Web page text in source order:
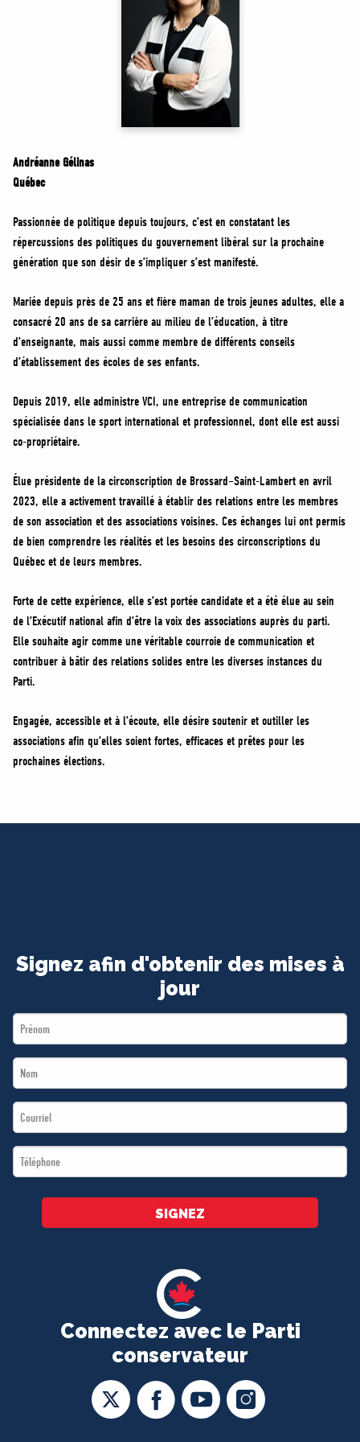
BÉNÉVOLE
ADHÉREZ
BOUTIQUE
Andréanne Gélinas
Québec
Passionnée de politique depuis toujours, c’est en constatant les
répercussions des politiques du gouvernement libéral sur la prochaine
génération que son désir de s’impliquer s’est manifesté.
Mariée depuis près de 25 ans et fière maman de trois jeunes adultes, elle a
consacré 20 ans de sa carrière au milieu de l’éducation, à titre
d’enseignante, mais aussi comme membre de différents conseils
d’établissement des écoles de ses enfants.
Depuis 2019, elle administre VCI, une entreprise de communication
spécialisée dans le sport international et professionnel, dont elle est aussi
co-propriétaire.
Élue présidente de la circonscription de Brossard–Saint-Lambert en avril
2023, elle a activement travaillé à établir des relations entre les membres
de son association et des associations voisines. Ces échanges lui ont permis
de bien comprendre les réalités et les besoins des circonscriptions du
Québec et de leurs membres.
Forte de cette expérience, elle s’est portée candidate et a été élue au sein
de l’Exécutif national afin d’être la voix des associations auprès du parti.
Elle souhaite agir comme une véritable courroie de communication et
contribuer à bâtir des relations solides entre les diverses instances du
Parti.
Engagée, accessible et à l’écoute, elle désire soutenir et outiller les
associations afin qu’elles soient fortes, efficaces et prêtes pour les
prochaines élections.
Connectez avec le Parti
conservateur
Signez afin d'obtenir des mises à
jour
First
Name
Last
Name
Email
*
Téléphone
*
SIGNEZ